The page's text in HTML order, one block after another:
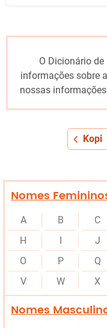
O Dicionário
informações sobre
nossas
Kopi
Nomes
A B C
H
J
O
P Q
V
W X
Nomes